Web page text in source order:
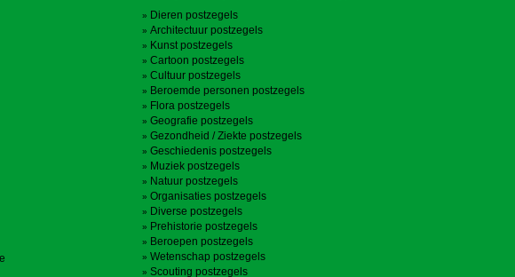
Dieren postzegels
Architectuur postzegels
Kunst postzegels
Cartoon postzegels
Cultuur postzegels
Beroemde personen postzegels
Flora postzegels
Geografie postzegels
Gezondheid / Ziekte postzegels
Geschiedenis postzegels
Muziek postzegels
Natuur postzegels
Organisaties postzegels
Diverse postzegels
Prehistorie postzegels
Beroepen postzegels
Wetenschap postzegels
Scouting postzegels